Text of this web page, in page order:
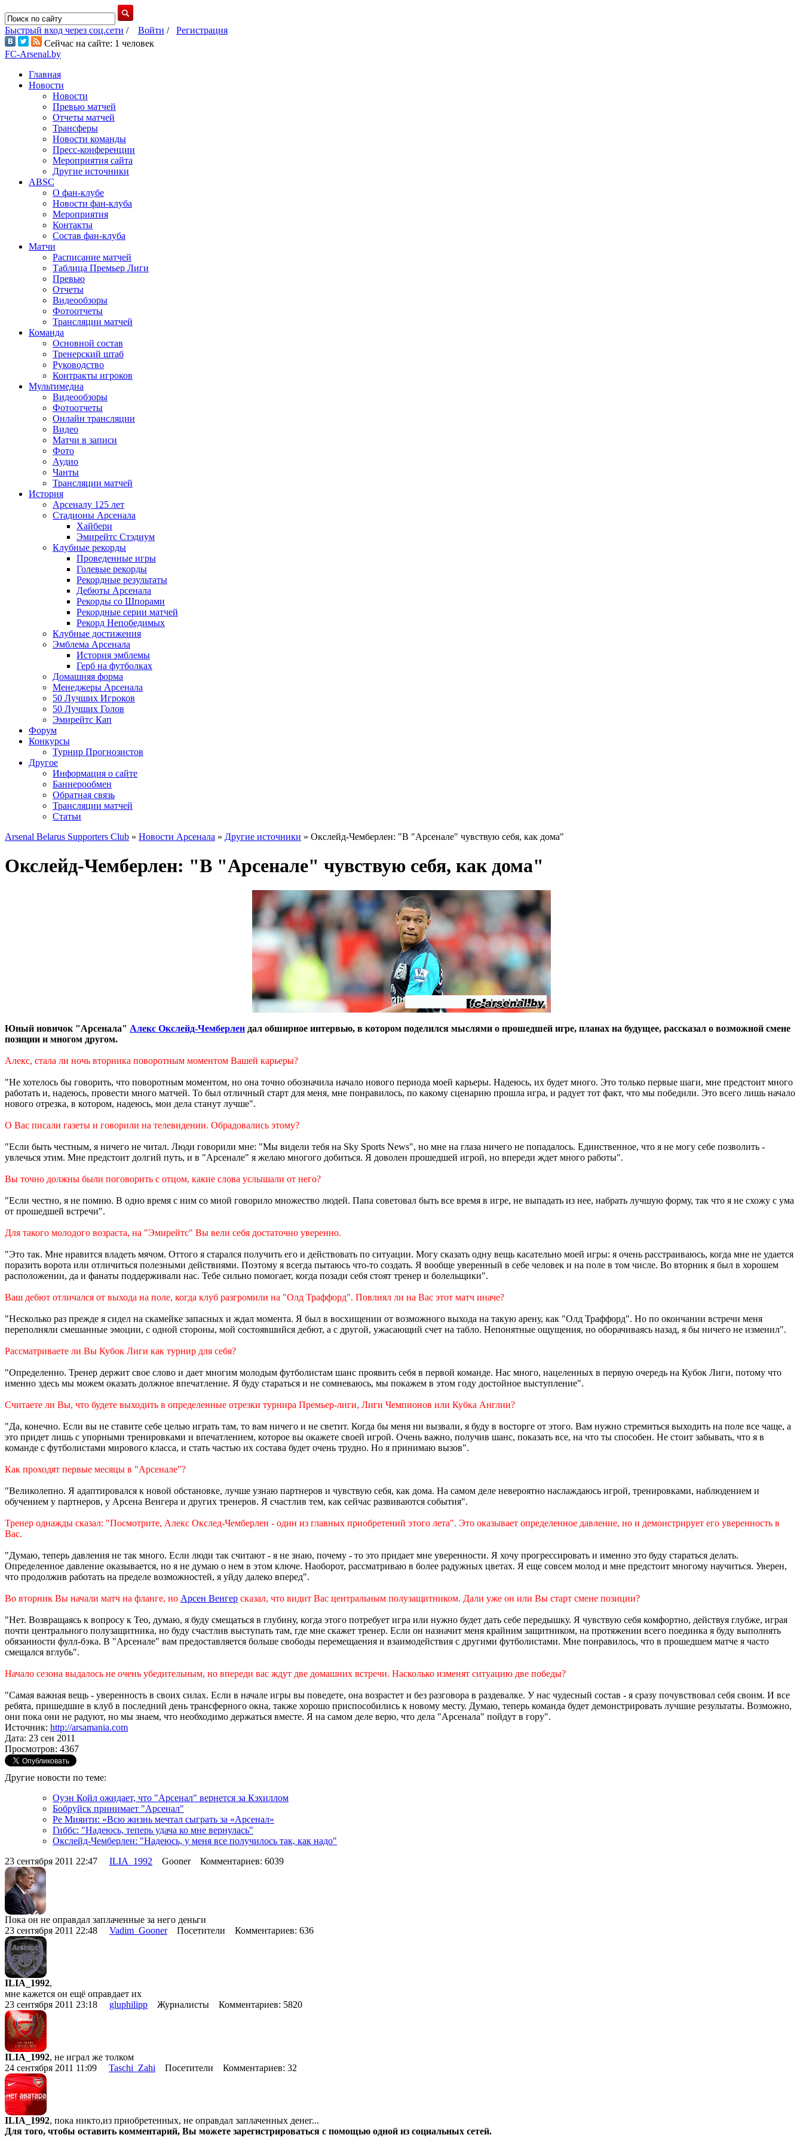
Быстрый вход через соц.сети / Войти / Регистрация
Сейчас на сайте: 1 человек
FC-Arsenal.by
Главная
Новости
Новости
Превью матчей
Отчеты матчей
Трансферы
Новости команды
Пресс-конференции
Мероприятия сайта
Другие источники
ABSC
О фан-клубе
Новости фан-клуба
Мероприятия
Контакты
Состав фан-клуба
Матчи
Расписание матчей
Таблица Премьер Лиги
Превью
Отчеты
Видеообзоры
Фотоотчеты
Трансляции матчей
Команда
Основной состав
Тренерский штаб
Руководство
Контракты игроков
Мультимедиа
Видеообзоры
Фотоотчеты
Онлайн трансляции
Видео
Матчи в записи
Фото
Аудио
Чанты
Трансляции матчей
История
Арсеналу 125 лет
Стадионы Арсенала
Хайбери
Эмирейтс Стэдиум
Клубные рекорды
Проведенные игры
Голевые рекорды
Рекордные результаты
Дебюты Арсенала
Рекорды со Шпорами
Рекордные серии матчей
Рекорд Непобедимых
Клубные достижения
Эмблема Арсенала
История эмблемы
Герб на футболках
Домашняя форма
Менеджеры Арсенала
50 Лучших Игроков
50 Лучших Голов
Эмирейтс Кап
Форум
Конкурсы
Турнир Прогнозистов
Другое
Информация о сайте
Баннерообмен
Обратная связь
Трансляции матчей
Статьи
Arsenal Belarus Supporters Club » Новости Арсенала » Другие источники » Окслейд-Чемберлен: "В "Арсенале" чувствую себя, как дома"
Окслейд-Чемберлен: "В "Арсенале" чувствую себя, как дома"
Юный новичок "Арсенала" Алекс Окслейд-Чемберлен дал обширное интервью, в котором поделился мыслями о прошедшей игре, планах на будущее, рассказал о возможной смене
позиции и многом другом.
Алекс, стала ли ночь вторника поворотным моментом Вашей карьеры?
"Не хотелось бы говорить, что поворотным моментом, но она точно обозначила начало нового периода моей карьеры. Надеюсь, их будет много. Это только первые шаги, мне предстоит много
работать и, надеюсь, провести много матчей. То был отличный старт для меня, мне понравилось, по какому сценарию прошла игра, и радует тот факт, что мы победили. Это всего лишь начало
нового отрезка, в котором, надеюсь, мои дела станут лучше".
О Вас писали газеты и говорили на телевидении. Обрадовались этому?
"Если быть честным, я ничего не читал. Люди говорили мне: "Мы видели тебя на Sky Sports News", но мне на глаза ничего не попадалось. Единственное, что я не могу себе позволить -
увлечься этим. Мне предстоит долгий путь, и в "Арсенале" я желаю многого добиться. Я доволен прошедшей игрой, но впереди ждет много работы".
Вы точно должны были поговорить с отцом, какие слова услышали от него?
"Если честно, я не помню. В одно время с ним со мной говорило множество людей. Папа советовал быть все время в игре, не выпадать из нее, набрать лучшую форму, так что я не схожу с ума
от прошедшей встречи".
Для такого молодого возраста, на "Эмирейтс" Вы вели себя достаточно уверенно.
"Это так. Мне нравится владеть мячом. Оттого я старался получить его и действовать по ситуации. Могу сказать одну вещь касательно моей игры: я очень расстраиваюсь, когда мне не удается
поразить ворота или отличиться полезными действиями. Поэтому я всегда пытаюсь что-то создать. Я вообще уверенный в себе человек и на поле в том числе. Во вторник я был в хорошем
расположении, да и фанаты поддерживали нас. Тебе сильно помогает, когда позади себя стоят тренер и болельщики".
Ваш дебют отличался от выхода на поле, когда клуб разгромили на "Олд Траффорд". Повлиял ли на Вас этот матч иначе?
"Несколько раз прежде я сидел на скамейке запасных и ждал момента. Я был в восхищении от возможного выхода на такую арену, как "Олд Траффорд". Но по окончании встречи меня
переполняли смешанные эмоции, с одной стороны, мой состоявшийся дебют, а с другой, ужасающий счет на табло. Непонятные ощущения, но оборачиваясь назад, я бы ничего не изменил".
Рассматриваете ли Вы Кубок Лиги как турнир для себя?
"Определенно. Тренер держит свое слово и дает многим молодым футболистам шанс проявить себя в первой команде. Нас много, нацеленных в первую очередь на Кубок Лиги, потому что
именно здесь мы можем оказать должное впечатление. Я буду стараться и не сомневаюсь, мы покажем в этом году достойное выступление".
Считаете ли Вы, что будете выходить в определенные отрезки турнира Премьер-лиги, Лиги Чемпионов или Кубка Англии?
"Да, конечно. Если вы не ставите себе целью играть там, то вам ничего и не светит. Когда бы меня ни вызвали, я буду в восторге от этого. Вам нужно стремиться выходить на поле все чаще, а
это придет лишь с упорными тренировками и впечатлением, которое вы окажете своей игрой. Очень важно, получив шанс, показать все, на что ты способен. Не стоит забывать, что я в
команде с футболистами мирового класса, и стать частью их состава будет очень трудно. Но я принимаю вызов".
Как проходят первые месяцы в "Арсенале"?
"Великолепно. Я адаптировался к новой обстановке, лучше узнаю партнеров и чувствую себя, как дома. На самом деле невероятно наслаждаюсь игрой, тренировками, наблюдением и
обучением у партнеров, у Арсена Венгера и других тренеров. Я счастлив тем, как сейчас развиваются события".
Тренер однажды сказал: "Посмотрите, Алекс Окслед-Чемберлен - один из главных приобретений этого лета". Это оказывает определенное давление, но и демонстрирует его уверенность в
Вас.
"Думаю, теперь давления не так много. Если люди так считают - я не знаю, почему - то это придает мне уверенности. Я хочу прогрессировать и именно это буду стараться делать.
Определенное давление оказывается, но я не думаю о нем в этом ключе. Наоборот, рассматриваю в более радужных цветах. Я еще совсем молод и мне предстоит многому научиться. Уверен,
что продолжив работать на пределе возможностей, я уйду далеко вперед".
Во вторник Вы начали матч на фланге, но Арсен Венгер сказал, что видит Вас центральным полузащитником. Дали уже он или Вы старт смене позиции?
"Нет. Возвращаясь к вопросу к Тео, думаю, я буду смещаться в глубину, когда этого потребует игра или нужно будет дать себе передышку. Я чувствую себя комфортно, действуя глубже, играя
почти центрального полузащитника, но буду счастлив выступать там, где мне скажет тренер. Если он назначит меня крайним защитником, на протяжении всего поединка я буду выполнять
обязанности фулл-бэка. В "Арсенале" вам предоставляется больше свободы перемещаения и взаимодействия с другими футболистами. Мне понравилось, что в прошедшем матче я часто
смещался вглубь".
Начало сезона выдалось не очень убедительным, но впереди вас ждут две домашних встречи. Насколько изменят ситуацию две победы?
"Самая важная вещь - уверенность в своих силах. Если в начале игры вы поведете, она возрастет и без разговора в раздевалке. У нас чудесный состав - я сразу почувствовал себя своим. И все
ребята, пришедшие в клуб в последний день трансферного окна, также хорошо приспособились к новому месту. Думаю, теперь команда будет демонстрировать лучшие результаты. Возможно,
они пока они не радуют, но мы знаем, что необходимо держаться вместе. Я на самом деле верю, что дела "Арсенала" пойдут в гору".
Источник: http://arsamania.com
Дата: 23 сен 2011
Просмотров: 4367
Другие новости по теме:
Оуэн Койл ожидает, что "Арсенал" вернется за Кэхиллом
Бобруйск принимает "Арсенал"
Ре Мияити: «Всю жизнь мечтал сыграть за «Арсенал»
Гиббс: "Надеюсь, теперь удача ко мне вернулась"
Окслейд-Чемберлен: "Надеюсь, у меня все получилось так, как надо"
23 сентября 2011 22:47 ILIA_1992 Gooner Комментариев: 6039
Пока он не оправдал заплаченные за него деньги
23 сентября 2011 22:48 Vadim_GoonerПосетители Комментариев: 636
ILIA_1992,
мне кажется он ещё оправдает их
23 сентября 2011 23:18 gluphilipp Журналисты Комментариев: 5820
ILIA_1992, не играл же толком
24 сентября 2011 11:09 Taschi_Zahi Посетители Комментариев: 32
ILIA_1992, пока никто,из приобретенных, не оправдал заплаченных денег...
Для того, чтобы оставить комментарий, Вы можете зарегистрироваться с помощью одной из социальных сетей.